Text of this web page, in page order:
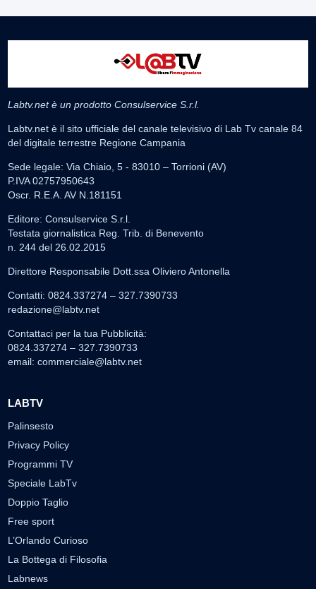
Labtv.net è un prodotto Consulservice S.r.l.
Labtv.net è il sito ufficiale del canale televisivo di Lab Tv canale 84
del digitale terrestre Regione Campania
Sede legale: Via Chiaio, 5 - 83010 – Torrioni (AV)
P.IVA 02757950643
Oscr. R.E.A. AV N.181151
Editore: Consulservice S.r.l.
Testata giornalistica Reg. Trib. di Benevento
n. 244 del 26.02.2015
Direttore Responsabile Dott.ssa Oliviero Antonella
Contatti: 0824.337274 – 327.7390733
redazione@labtv.net
Contattaci per la tua Pubblicità:
0824.337274 – 327.7390733
email: commerciale@labtv.net
LABTV
Palinsesto
Privacy Policy
Programmi TV
Speciale LabTv
Doppio Taglio
Free sport
L’Orlando Curioso
La Bottega di Filosofia
Labnews